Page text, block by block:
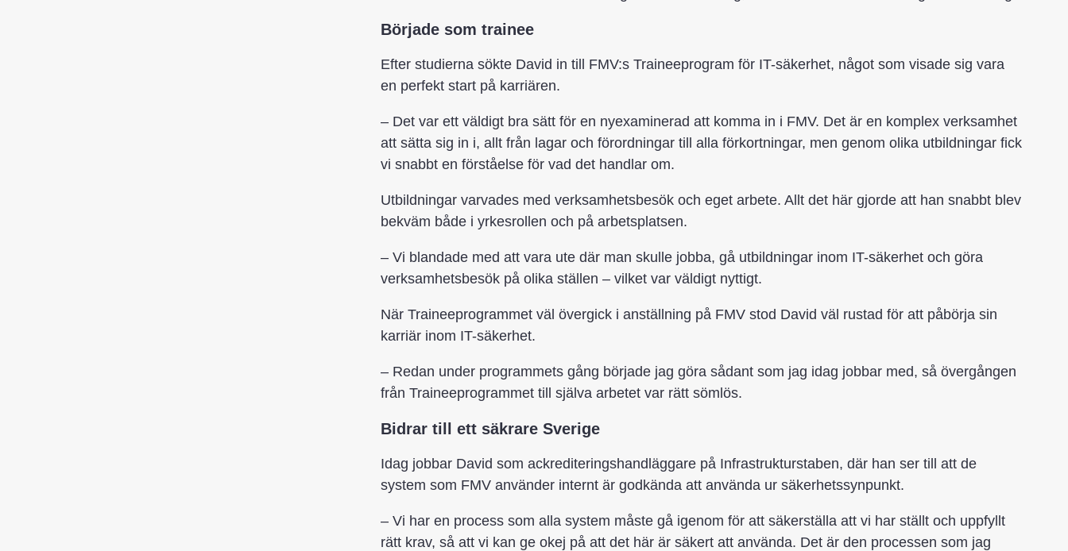
Började som trainee
Efter studierna sökte David in till FMV:s Traineeprogram för IT-säkerhet, något som visade sig vara
en perfekt start på karriären.
– Det var ett väldigt bra sätt för en nyexaminerad att komma in i FMV. Det är en komplex verksamhet
att sätta sig in i, allt från lagar och förordningar till alla förkortningar, men genom olika utbildningar fick
vi snabbt en förståelse för vad det handlar om.
Utbildningar varvades med verksamhetsbesök och eget arbete. Allt det här gjorde att han snabbt blev
bekväm både i yrkesrollen och på arbetsplatsen.
– Vi blandade med att vara ute där man skulle jobba, gå utbildningar inom IT-säkerhet och göra
verksamhetsbesök på olika ställen – vilket var väldigt nyttigt.
När Traineeprogrammet väl övergick i anställning på FMV stod David väl rustad för att påbörja sin
karriär inom IT-säkerhet.
– Redan under programmets gång började jag göra sådant som jag idag jobbar med, så övergången
från Traineeprogrammet till själva arbetet var rätt sömlös.
Bidrar till ett säkrare Sverige
Idag jobbar David som ackrediteringshandläggare på Infrastrukturstaben, där han ser till att de
system som FMV använder internt är godkända att använda ur säkerhetssynpunkt.
– Vi har en process som alla system måste gå igenom för att säkerställa att vi har ställt och uppfyllt
rätt krav, så att vi kan ge okej på att det här är säkert att använda. Det är den processen som jag